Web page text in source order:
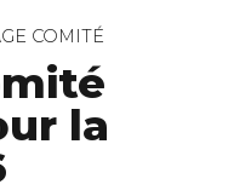
COMITÉ
la